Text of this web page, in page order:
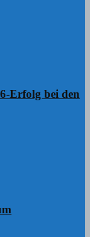
Erfolg bei den